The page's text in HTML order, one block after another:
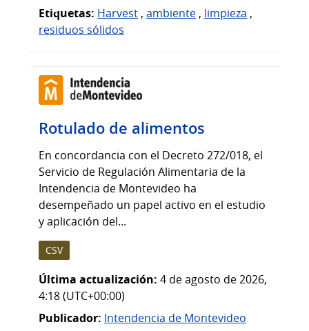
Etiquetas: Harvest , ambiente , limpieza ,
residuos sólidos
Rotulado de alimentos
En concordancia con el Decreto 272/018, el
Servicio de Regulación Alimentaria de la
Intendencia de Montevideo ha
desempeñado un papel activo en el estudio
y aplicación del...
CSV
Última actualización: 4 de agosto de 2026,
4:18 (UTC+00:00)
Publicador: Intendencia de Montevideo